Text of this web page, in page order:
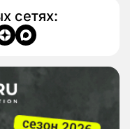
сетях: